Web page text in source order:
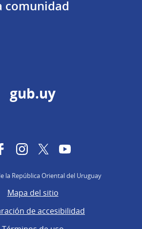
comunidad
gub.uy
FacebookInstagram
TwitterYouTube
la República Oriental del Uruguay
Mapa del sitio
de accesibilidad